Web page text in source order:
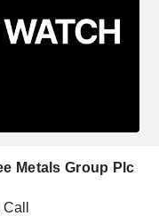
Metals Group Plc